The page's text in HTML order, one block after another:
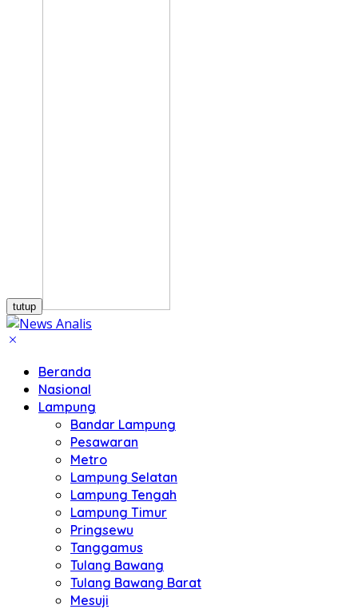
tutup
Beranda
Nasional
Lampung
Bandar Lampung
Pesawaran
Metro
Lampung Selatan
Lampung Tengah
Lampung Timur
Pringsewu
Tanggamus
Tulang Bawang
Tulang Bawang Barat
Mesuji